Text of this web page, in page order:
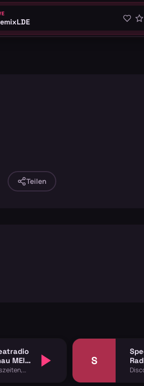
Teilen
S